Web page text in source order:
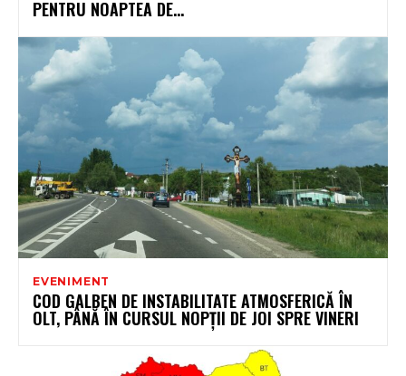
PENTRU NOAPTEA DE...
EVENIMENT
COD GALBEN DE INSTABILITATE ATMOSFERICĂ ÎN
OLT, PÂNĂ ÎN CURSUL NOPȚII DE JOI SPRE VINERI